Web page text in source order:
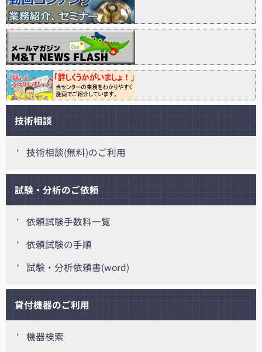
技術相談
技術相談(無料)のご利用
試験・分析のご依頼
依頼試験手数料一覧
依頼試験の手順
試験・分析依頼書(word)
貸付機器のご利用
機器検索